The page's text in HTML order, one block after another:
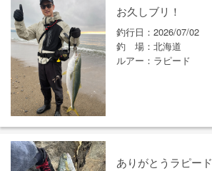
お久しブリ！
釣行日
2026/07/02
釣場
北海道
ルアー
ラピード
ありがとうラピード